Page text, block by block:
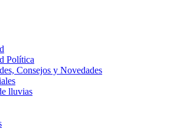
Política
Consejos y Novedades
lluvias